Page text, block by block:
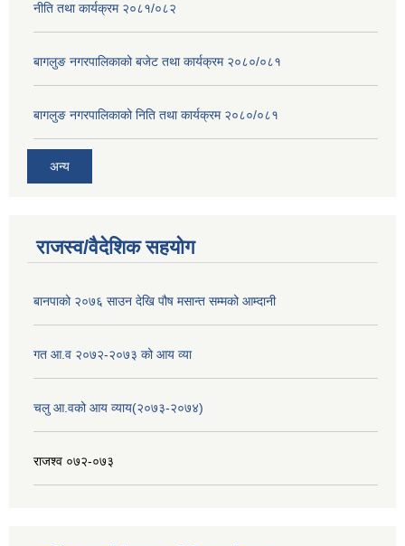
नीति तथा कार्यक्रम २०८१/०८२
बागलुङ नगरपालिकाको बजेट तथा कार्यक्रम २०८०/०८१
बागलुङ नगरपालिकाको निति तथा कार्यक्रम २०८०/०८१
अन्य
राजस्व/वैदेशिक सहयोग
बानपाको २०७६ साउन देखि पौष मसान्त सम्मको आम्दानी
गत आ.व २०७२-२०७३ को आय व्या
चलु आ.वको आय व्याय(२०७३-२०७४)
राजश्व ०७२-०७३